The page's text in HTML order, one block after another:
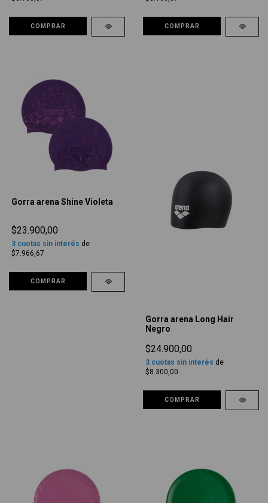
COMPRAR COMPRAR
Gorra arena Shine Violeta
$23.900,00
3 cuotas sin interés de
$7.966,67
COMPRAR
Gorra arena Long Hair
Negro
$24.900,00
3 cuotas sin interés de
$8.300,00
COMPRAR